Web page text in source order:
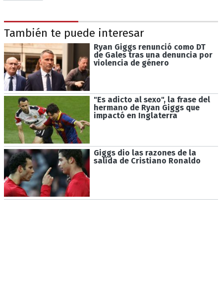
También te puede interesar
Ryan Giggs renunció como DT
de Gales tras una denuncia por
violencia de género
"Es adicto al sexo", la frase del
hermano de Ryan Giggs que
impactó en Inglaterra
Giggs dio las razones de la
salida de Cristiano Ronaldo